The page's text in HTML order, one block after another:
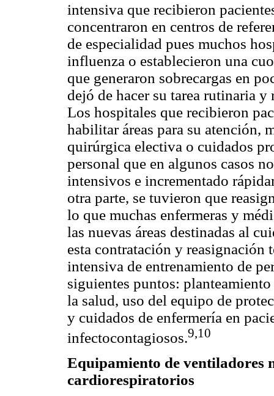
intensiva que recibieron
concentraron en centros de
de especialidad pues muchos
influenza o establecieron una
que generaron sobrecargas en
dejó de hacer su tarea rutinaria
Los hospitales que recibieron
habilitar áreas para su atención,
quirúrgica electiva o cuidados
personal que en algunos casos
intensivos e incrementado
otra parte, se tuvieron que
lo que muchas enfermeras y
las nuevas áreas destinadas al
esta contratación y reasignación
intensiva de entrenamiento de
siguientes puntos:
la salud, uso del equipo de
y cuidados de enfermería en
infectocontagiosos.9,10
Equipamiento de ventiladores
cardiorespiratorios